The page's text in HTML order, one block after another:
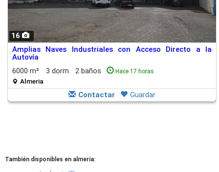
16
Amplias Naves Industriales con Acceso Directo a la
Autovía
6000 m²
3 dorm. 2 baños Hace 17 horas
Almeria
Contactar Guardar
También disponibles en almeria: